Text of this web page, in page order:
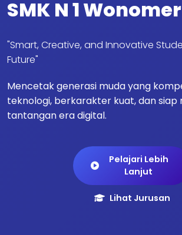
SMK N 1
"Smart, Creative, and Innovative
Future"
Mencetak generasi muda yang
teknologi, berkarakter kuat, dan siap
tantangan era digital.
Pelajari Lebih
Lanjut
Lihat Jurusan